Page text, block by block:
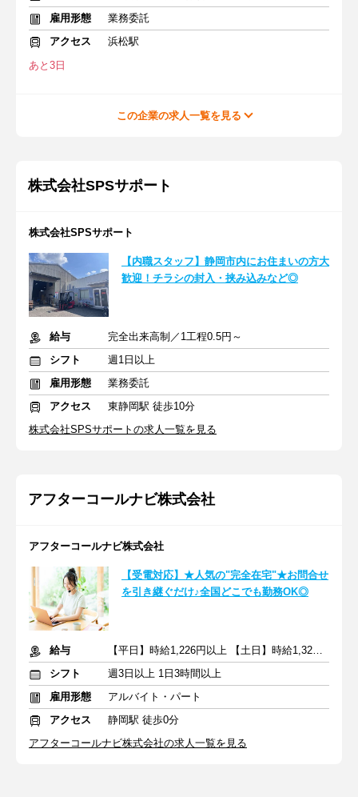
雇用形態
業務委託
アクセス
浜松駅
あと3日
この企業の求人一覧を見る
株式会社SPSサポート
株式会社SPSサポート
【内職スタッフ】静岡市内にお住まいの方大
歓迎！チラシの封入・挟み込みなど◎
給与
完全出来高制／1工程0.5円～
シフト
週1日以上
雇用形態
業務委託
アクセス
東静岡駅 徒歩10分
株式会社SPSサポートの求人一覧を見る
アフターコールナビ株式会社
アフターコールナビ株式会社
【受電対応】★人気の"完全在宅"★お問合せ
を引き継ぐだけ♪全国どこでも勤務OK◎
給与
【平日】時給1,226円以上 【土日】時給1,326円以上
シフト
週3日以上 1日3時間以上
雇用形態
アルバイト・パート
アクセス
静岡駅 徒歩0分
アフターコールナビ株式会社の求人一覧を見る